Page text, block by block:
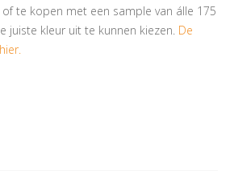
te kopen met een sample van álle 175
juiste kleur uit te kunnen kiezen. De